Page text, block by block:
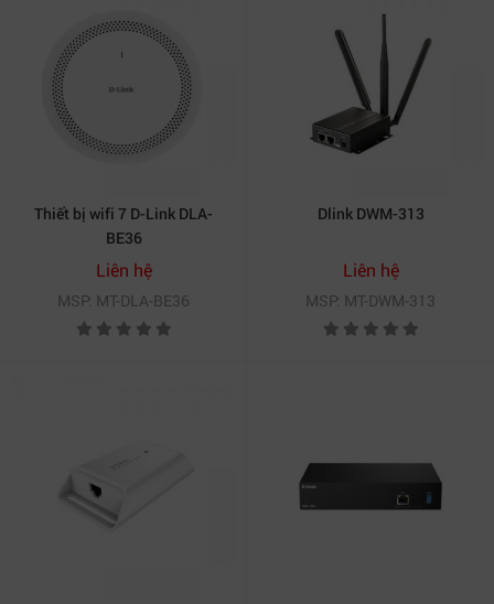
Thiết bị wifi 7 D-Link DLA-
BE36
Liên hệ
MSP: MT-DLA-BE36
Dlink DWM-313
Liên hệ
MSP: MT-DWM-313